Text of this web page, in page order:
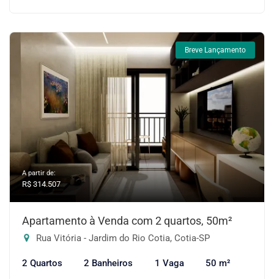
Breve Lançamento
A partir de:
R$ 314.507
Apartamento à Venda com 2 quartos, 50m²
Rua Vitória - Jardim do Rio Cotia, Cotia-SP
2 Quartos 2 Banheiros 1 Vaga 50 m²